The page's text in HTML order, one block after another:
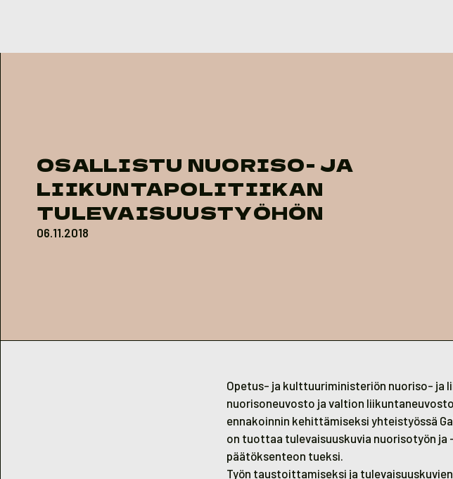
OSALLISTU NUORISO- JA
LIIKUNTAPOLITIIKAN
TULEVAISUUSTYÖHÖN
06.11.2018
Opetus- ja kulttuuriministeriön nuoriso- ja
nuorisoneuvosto ja valtion
ennakoinnin kehittämiseksi yhteistyössä
on tuottaa tulevaisuuskuvia nuorisotyön
päätöksenteon tueksi.
Työn taustoittamiseksi ja